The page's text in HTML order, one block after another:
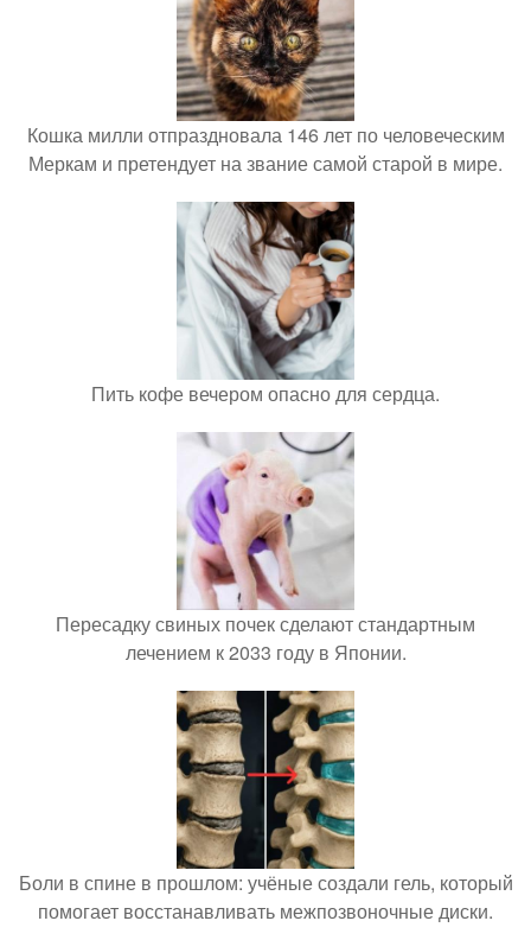
Кошка милли отпраздновала 146 лет по человеческим
Меркам и претендует на звание самой старой в мире.
Пить кофе вечером опасно для сердца.
Пересадку свиных почек сделают стандартным
лечением к 2033 году в Японии.
Боли в спине в прошлом: учёные создали гель, который
помогает восстанавливать межпозвоночные диски.